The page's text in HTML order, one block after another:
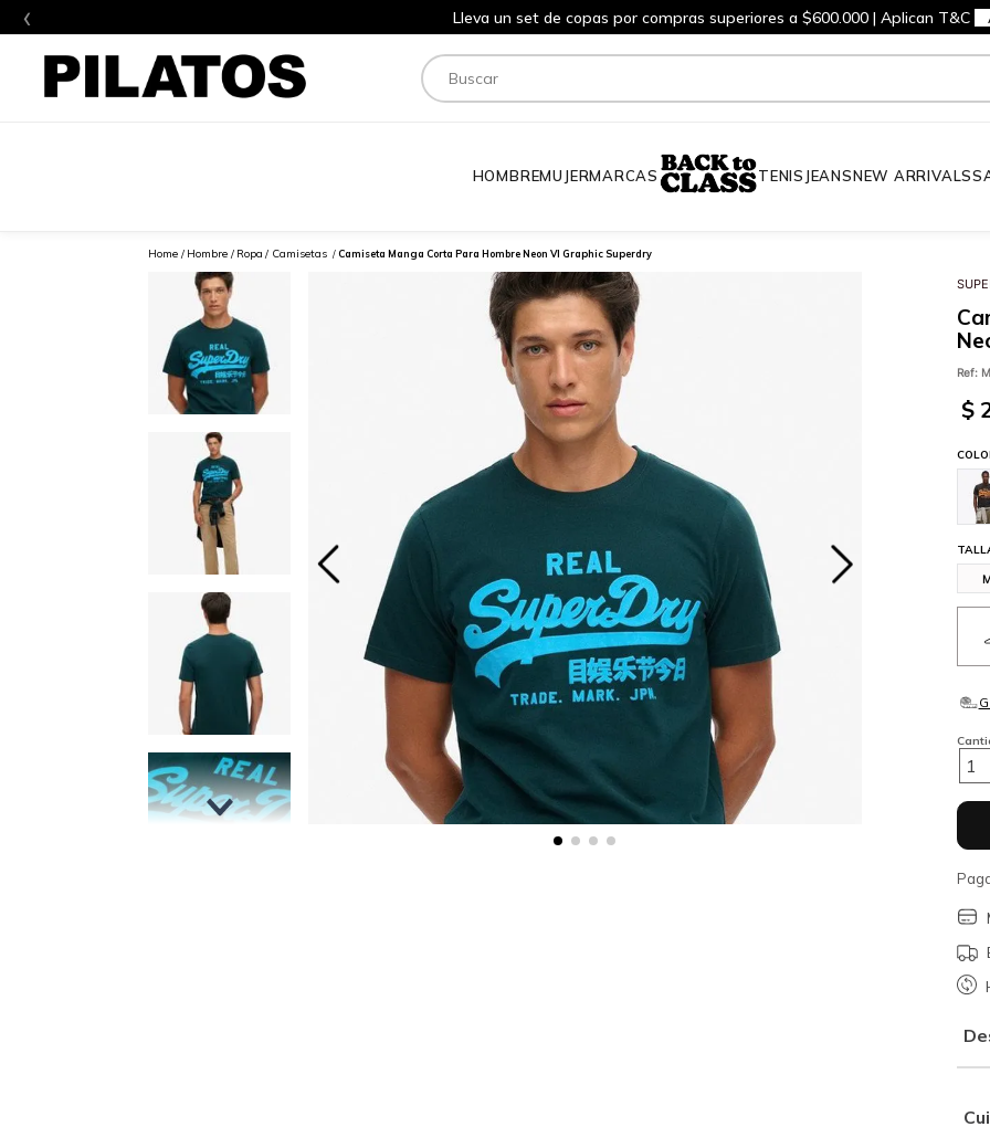
‹ Lleva un set de copas por compras superiores a $600.000 | Aplican T&C
Buscar
HOMBREMUJERMARCAS TENIS JEANSNEW ARRIVALS
Hombre Ropa Camisetas Camiseta Manga Corta Para Hombre Neon Vl Graphic Superdry
Ref:
$
1